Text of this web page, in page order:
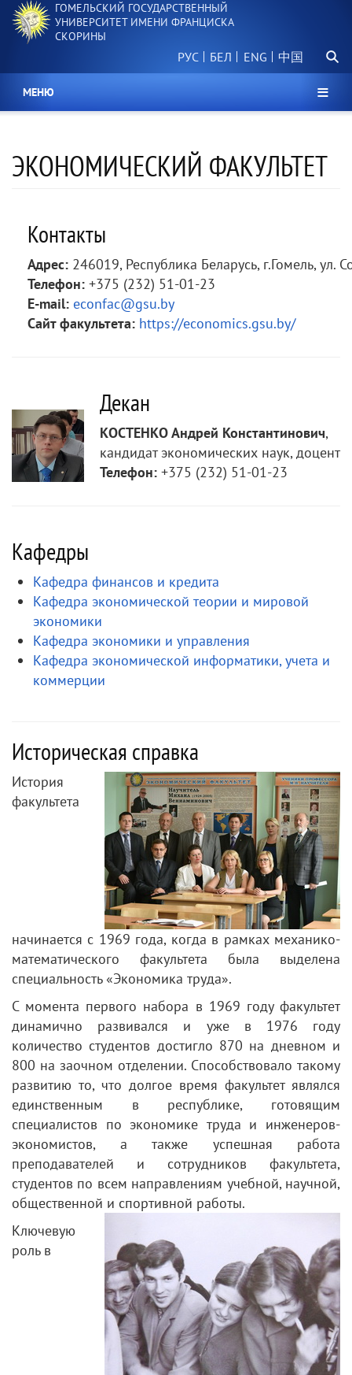
Перейти
основному
ГОМЕЛЬСКИЙ ГОСУДАРСТВЕННЫЙ
УНИВЕРСИТЕТ ИМЕНИ ФРАНЦИСКА
СКОРИНЫ
РУС БЕЛ 中国
МЕНЮ
ЭКОНОМИЧЕСКИЙ ФАКУЛЬТЕТ
Контакты
Адрес: 246019, Республика Беларусь, г.Гомель, ул.
Телефон: +375 (232) 51-01-23
E-mail: econfac@gsu.by
Сайт факультета: https://economics.gsu.by/
Декан
КОСТЕНКО Андрей Константинович,
кандидат экономических наук, доцент
Телефон: +375 (232) 51-01-23
Кафедры
Кафедра финансов и кредита
Кафедра экономической теории и мировой
экономики
Кафедра экономики и управления
Кафедра экономической информатики, учета и
коммерции
Историческая справка
История
факультета
начинается с 1969 года, когда в рамках механико-
математического факультета была выделена
специальность «Экономика труда».
С момента первого набора в 1969 году факультет
динамично развивался и уже в 1976 году
количество студентов достигло 870 на дневном и
800 на заочном отделении. Способствовало такому
развитию то, что долгое время факультет являлся
единственным в республике, готовящим
специалистов по экономике труда и инженеров-
экономистов, а также успешная работа
преподавателей и сотрудников факультета,
студентов по всем направлениям учебной, научной,
общественной и спортивной работы.
Ключевую
роль в